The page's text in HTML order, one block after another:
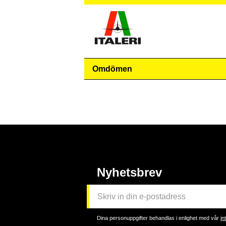
Omdömen
Nyhetsbrev
Dina personuppgifter behandlas i enlighet med vår